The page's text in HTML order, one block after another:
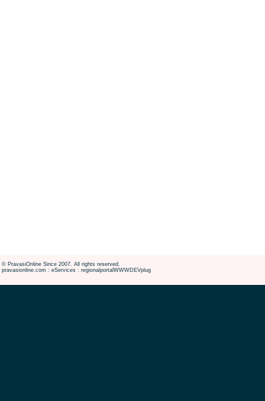
© PravasiOnline Since 2007. All rights reserved.
pravasionline.com : eServices : regionalportalWWWDEVplug